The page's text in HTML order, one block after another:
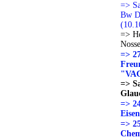
=>
Bw
=>
=>
=>
=>
=>